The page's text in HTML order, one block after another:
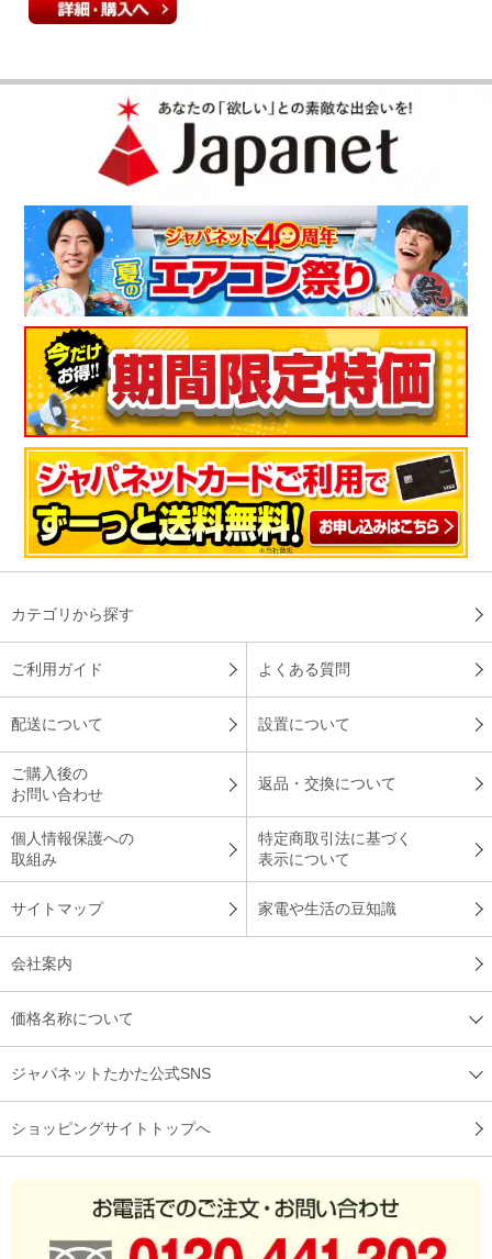
すぐ涼しくなるので快適
音が静かで室温を下げるのにも時間が掛からず快適に過ごせて
（愛知県 50代S.T様
隣の部屋まで涼しい
リビングに設置してもらい、リビング全体が涼しいのはもちろ
ん、寝室にしている隣の和室まで冷房がきくのでとても快適で
す。設置してくれた作業員さんも手際よくテキパキしていて素
晴らしかったです。
（千葉県50代K.A様）
凍結洗浄がいい
以前も白くまくんを使用していたので使用感は満足していま
す。凍結洗浄もいいですね！
（愛知県
※「お客様の声」は実際にご購入されたお客様からのご意見を掲載しておりま
す。
※ 商品により、同一シリーズをご購入された方の声を含みます。
カテゴリから探す
ご利用ガイド よくある質問
配送について 設置について
ご購入後の
お問い合わせ
返品・交換について
個人情報保護への
取組み
特定商取引法に基づく
表示について
サイトマップ 家電や生活の豆知識
会社案内
価格名称について
ジャパネットたかた公式SNS
ショッピングサイトトップへ